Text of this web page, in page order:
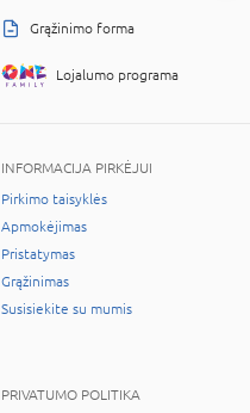
Grąžinimo forma
Lojalumo programa
INFORMACIJA PIRKĖJUI
Pirkimo taisyklės
Apmokėjimas
Pristatymas
Grąžinimas
Susisiekite su mumis
PRIVATUMO POLITIKA